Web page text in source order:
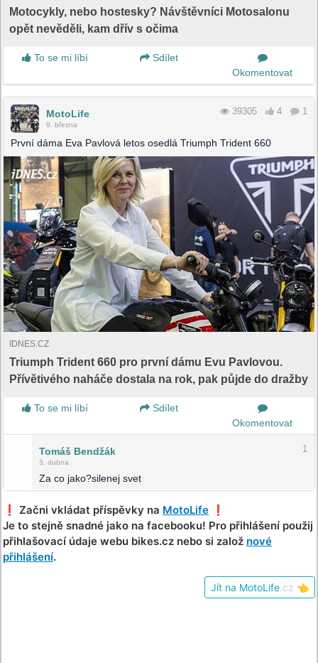
Motocykly, nebo hostesky? Návštěvníci Motosalonu
opět nevěděli, kam dřív s očima
To se mi líbí
Sdílet
Okomentovat
MotoLife
9. března
39305 4 1
První dáma Eva Pavlová letos osedlá Triumph Trident 660
IDNES.CZ
Triumph Trident 660 pro první dámu Evu Pavlovou.
Přívětivého naháče dostala na rok, pak půjde do dražby
To se mi líbí
Sdílet
Okomentovat
Tomáš Bendžák
3. dubna
1
Za co jako?silenej svet
❗️ Začni vkládat příspěvky na MotoLife ❗️
Je to stejně snadné jako na facebooku! Pro přihlášení použij
přihlašovací údaje webu bikes.cz nebo si založ nové
přihlášení.
Jít na MotoLife .cz 👈